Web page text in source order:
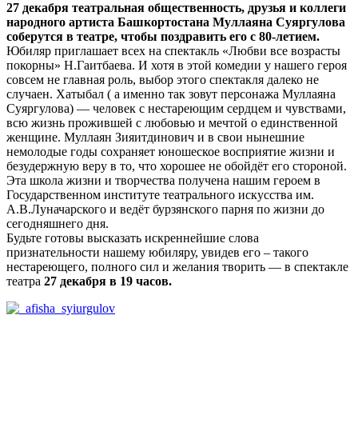
27 декабря театральная общественность, друзья и коллеги
народного артиста Башкортостана Муллаяна Суяргулова
соберутся в театре, чтобы поздравить его с 80-летием.
Юбиляр приглашает всех на спектакль «Любви все возрасты
покорны» Н.Гаитбаева. И хотя в этой комедии у нашего героя
совсем не главная роль, выбор этого спектакля далеко не
случаен. Хатыбал ( а именно так зовут персонажа Муллаяна
Суяргулова) — человек с нестареющим сердцем и чувствами,
всю жизнь прожившей с любовью и мечтой о единственной
женщине. Муллаян Зияитдинович и в свои нынешние
немолодые годы сохраняет юношеское восприятие жизни и
безудержную веру в то, что хорошее не обойдёт его стороной.
Эта школа жизни и творчества получена нашим героем в
Государственном институте театрального искусства им.
А.В.Луначарского и ведёт бурзянского парня по жизни до
сегодняшнего дня.
Будьте готовы высказать искреннейшие слова
признательности нашему юбиляру, увидев его – такого
нестареющего, полного сил и желания творить — в спектакле
театра 27 декабря в 19 часов.